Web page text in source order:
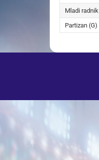
Mladi radnik
Partizan (G)